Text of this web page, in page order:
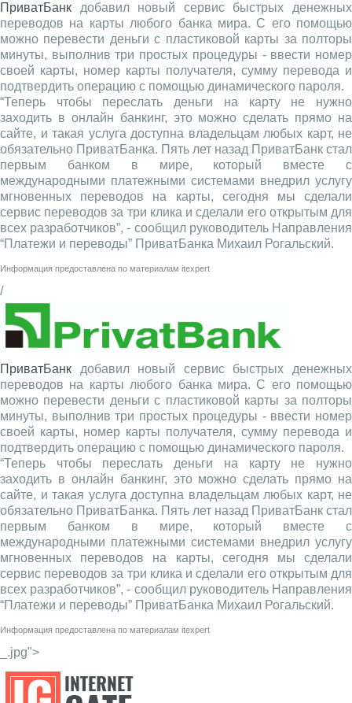
ПриватБанк добавил новый сервис быстрых денежных
переводов на карты любого банка мира. С его помощью
можно перевести деньги с пластиковой карты за полторы
минуты, выполнив три простых процедуры - ввести номер
своей карты, номер карты получателя, сумму перевода и
подтвердить операцию с помощью динамического пароля.
“Теперь чтобы переслать деньги на карту не нужно
заходить в онлайн банкинг, это можно сделать прямо на
сайте, и такая услуга доступна владельцам любых карт, не
обязательно ПриватБанка. Пять лет назад ПриватБанк стал
первым банком в мире, который вместе с
международными платежными системами внедрил услугу
мгновенных переводов на карты, сегодня мы сделали
сервис переводов за три клика и сделали его открытым для
всех разработчиков”, - сообщил руководитель Направления
“Платежи и переводы” ПриватБанка Михаил Рогальский.
Информация предоставлена по материалам itexpert
/
ПриватБанк добавил новый сервис быстрых денежных
переводов на карты любого банка мира. С его помощью
можно перевести деньги с пластиковой карты за полторы
минуты, выполнив три простых процедуры - ввести номер
своей карты, номер карты получателя, сумму перевода и
подтвердить операцию с помощью динамического пароля.
“Теперь чтобы переслать деньги на карту не нужно
заходить в онлайн банкинг, это можно сделать прямо на
сайте, и такая услуга доступна владельцам любых карт, не
обязательно ПриватБанка. Пять лет назад ПриватБанк стал
первым банком в мире, который вместе с
международными платежными системами внедрил услугу
мгновенных переводов на карты, сегодня мы сделали
сервис переводов за три клика и сделали его открытым для
всех разработчиков”, - сообщил руководитель Направления
“Платежи и переводы” ПриватБанка Михаил Рогальский.
Информация предоставлена по материалам itexpert
_.jpg">